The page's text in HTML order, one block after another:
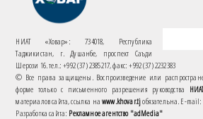
НИАТ «Ховар»: 734018, Республика
Таджикистан, г. Душанбе, проспект Саъди
Шерози 16. тел.: +992 (37) 2385217, факс: +992 (37) 2232383
© Все права защищены. Воспроизведение или
форме только с письменного разрешения руководства
материалов сайта, ссылка наwww.khovar.tjобязательна. E-mail:
Разработка сайта: Рекламное агентство "adMedia"